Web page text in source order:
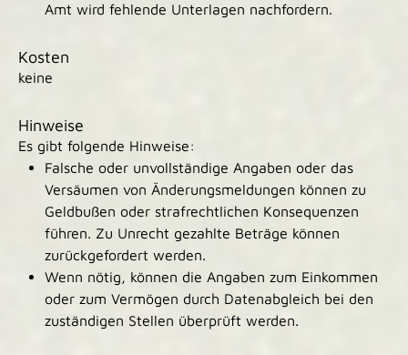
Amt wird fehlende Unterlagen nachfordern.
Kosten
keine
Hinweise
Es gibt folgende Hinweise:
Falsche oder unvollständige Angaben oder das
Versäumen von Änderungsmeldungen können zu
Geldbußen oder strafrechtlichen Konsequenzen
führen. Zu Unrecht gezahlte Beträge können
zurückgefordert werden.
Wenn nötig, können die Angaben zum Einkommen
oder zum Vermögen durch Datenabgleich bei den
zuständigen Stellen überprüft werden.